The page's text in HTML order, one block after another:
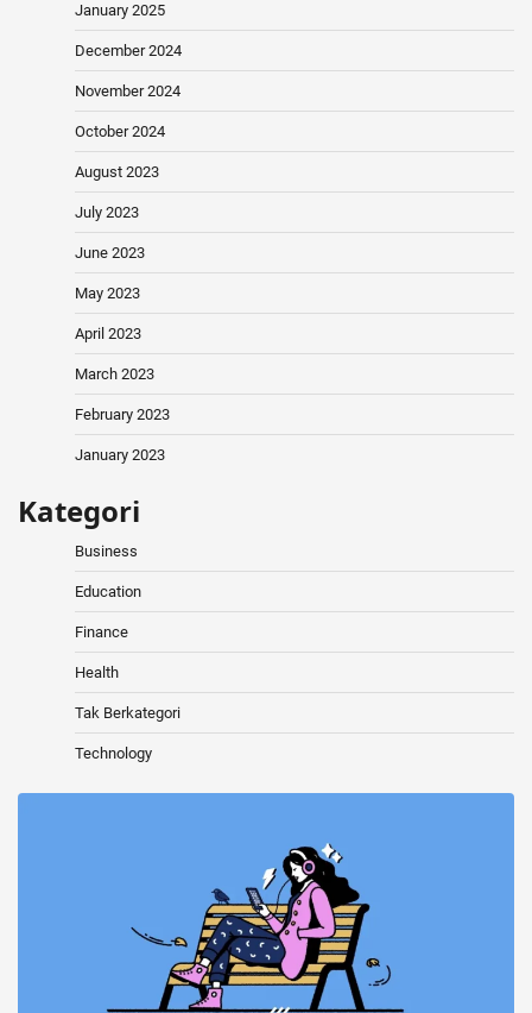
January 2025
December 2024
November 2024
October 2024
August 2023
July 2023
June 2023
May 2023
April 2023
March 2023
February 2023
January 2023
Kategori
Business
Education
Finance
Health
Tak Berkategori
Technology